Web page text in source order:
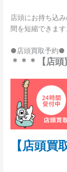
店頭にお持ち込
間を短縮できます
●店頭買取予約●
＊＊＊【店
【店頭買